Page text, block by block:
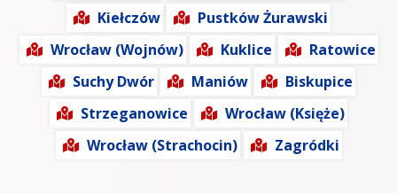
Kiełczów
Pustków Żurawski
Wrocław (Wojnów)
Kuklice
Ratowice
Suchy Dwór
Maniów
Biskupice
Strzeganowice
Wrocław (Księże)
Wrocław (Strachocin)
Zagródki